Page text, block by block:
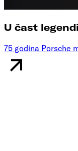
U čast legendi
75 godina Porsche